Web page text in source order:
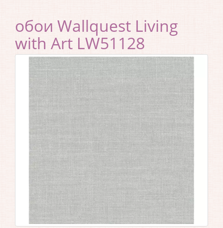
обои Wallquest Living
with Art LW51128